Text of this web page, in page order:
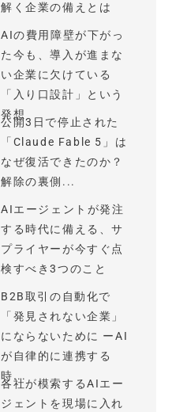
解く企業の備えとは
AIの費用障壁が下がっ
た今も、導入が進まな
い企業に欠けている
「入り口設計」という
発想
公開3日で停止された
「Claude Fable 5」は
なぜ復活できたのか？
解除の裏側...
AIエージェントが発注
する時代に備える、サ
プライヤーが今すぐ点
検すべき3つのこと
B2B取引の自動化で
「発見されない企業」
にならないために ーAI
が自律的に連携する
時...
各社が模索するAIエー
ジェントを現場に入れ